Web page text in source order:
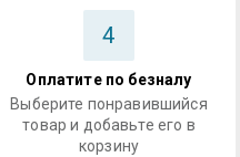
4
Оплатите по безналу
Выберите понравившийся
товар и добавьте его в
корзину